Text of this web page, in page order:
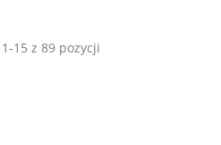
15 z 89 pozycji